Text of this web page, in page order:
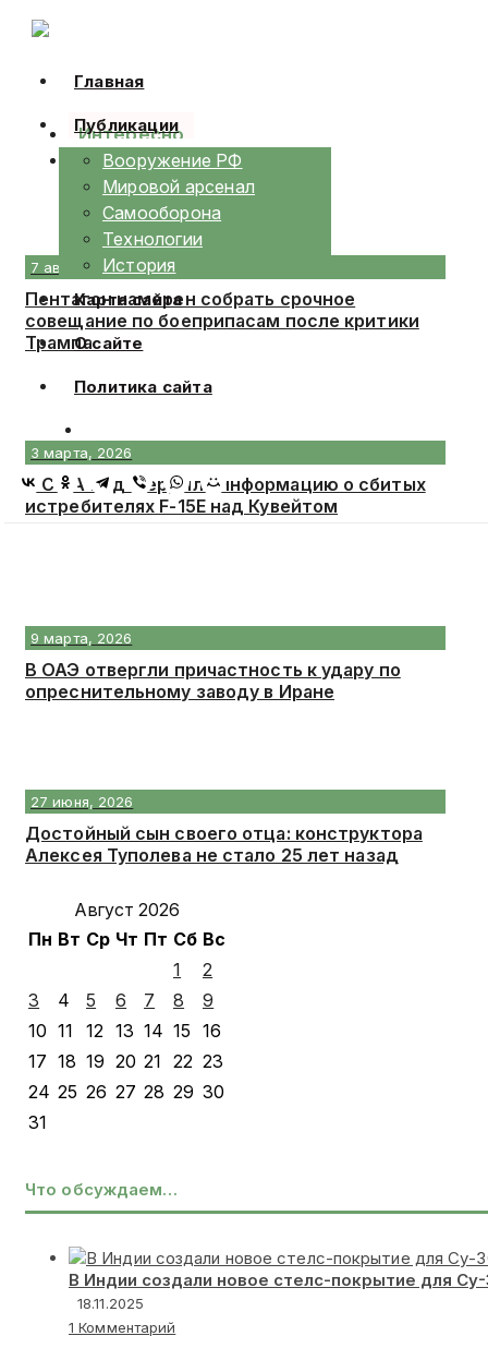
Skip
Главная
Публикации
Вооружение РФ
Мировой арсенал
Самооборона
Технологии
История
Карта сайта
О сайте
Политика сайта
Интересно
Календарь
7 августа, 2026
Пентагон намерен собрать срочное
совещание по боеприпасам после критики
Трампа
3 марта, 2026
В США подтвердили информацию о сбитых
истребителях F-15E над Кувейтом
9 марта, 2026
В ОАЭ отвергли причастность к удару по
опреснительному заводу в Иране
27 июня, 2026
Достойный сын своего отца: конструктора
Алексея Туполева не стало 25 лет назад
Август 2026
Пн Вт Ср Чт Пт Сб Вс
1
2
3
4 5 6 7 8
9
10 11 12 13 14 15 16
17 18 19 20 21 22 23
24 25 26 27 28 29 30
31
Что обсуждаем…
В Индии создали новое стелс-покрытие для
18.11.2025
1 Комментарий